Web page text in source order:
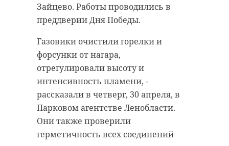
Зайцево. Работы проводились в
преддверии Дня Победы.
Газовики очистили горелки и
форсунки от нагара,
отрегулировали высоту и
интенсивность пламени, -
рассказали в четверг, 30 апреля, в
Парковом агентстве Ленобласти.
Они также проверили
герметичность всех соединений
06 августа 2021, 13:12 21 августа 2024, 11:36